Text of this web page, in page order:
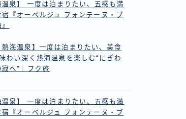
温泉】 一度は泊まりたい、五感も満
宿『オーベルジュ フォンテーヌ・ブ
熱海温泉】一度は泊まりたい、美食
わい深く熱海温泉を楽しむ“にぎわ
へ”｜フク旅
温泉】 一度は泊まりたい、五感も満
宿『オーベルジュ フォンテーヌ・ブ